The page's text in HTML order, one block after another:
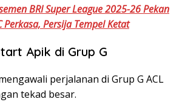
BRI Super League 2025-26 Pekan
Perkasa, Persija Tempel Ketat
Apik di Grup G
perjalanan di Grup G ACL
tekad besar.